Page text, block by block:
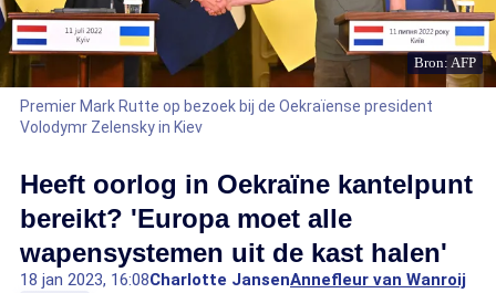
Bron: AFP
Premier Mark Rutte op bezoek bij de Oekraïense president
Volodymr Zelensky in Kiev
Heeft oorlog in Oekraïne kantelpunt
bereikt? 'Europa moet alle
wapensystemen uit de kast halen'
18 jan 2023, 16:08Charlotte JansenAnnefleur van Wanroij